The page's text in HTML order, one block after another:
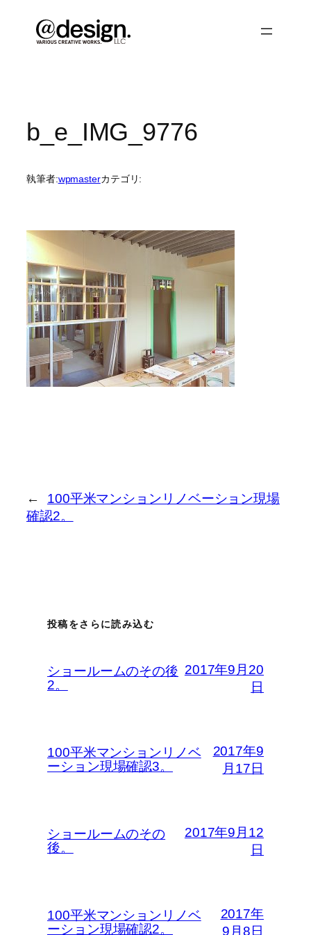
b_e_IMG_9776
執筆者:wpmasterカテゴリ:
←
100平米マンションリノベーション現場
確認2。
投稿をさらに読み込む
ショールームのその後
2。
2017年9月20
日
100平米マンションリノベ
ーション現場確認3。
2017年9
月17日
ショールームのその
後。
2017年9月12
日
100平米マンションリノベ
ーション現場確認2。
2017年
9月8日